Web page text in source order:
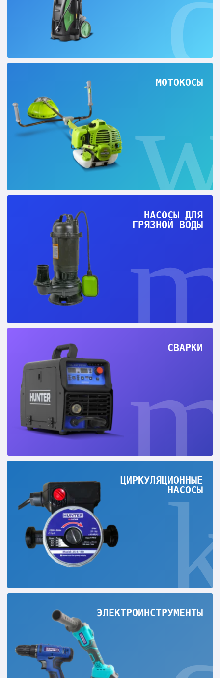
МОТОКОСЫ
НАСОСЫ ДЛЯ
ГРЯЗНОЙ ВОДЫ
СВАРКИ
ЦИРКУЛЯЦИОННЫЕ
НАСОСЫ
ЭЛЕКТРОИНСТРУМЕНТЫ